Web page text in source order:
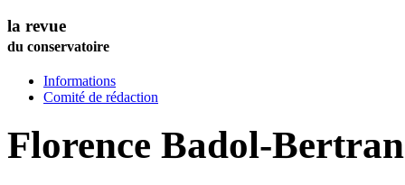
la revue
du conservatoire
Informations
Comité de rédaction
Florence Badol-